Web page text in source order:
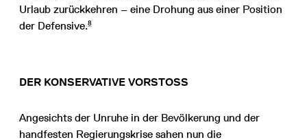
Urlaub zurückkehren – eine Drohung aus einer Position
der Defensive.8
DER KONSERVATIVE VORSTOSS
Angesichts der Unruhe in der Bevölkerung und der
handfesten Regierungskrise sahen nun die